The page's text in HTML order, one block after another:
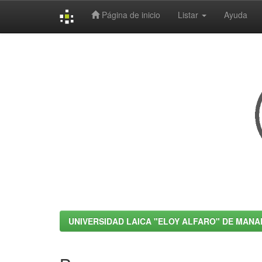
Página de inicio Listar Ayuda
UNIVERSIDAD LAICA "ELOY ALFARO" DE